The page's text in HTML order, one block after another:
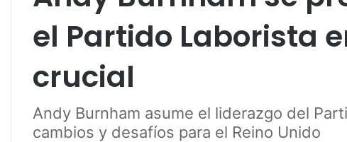
el Partido Laborista
crucial
Andy Burnham asume el liderazgo del
cambios y desafíos para el Reino Unido